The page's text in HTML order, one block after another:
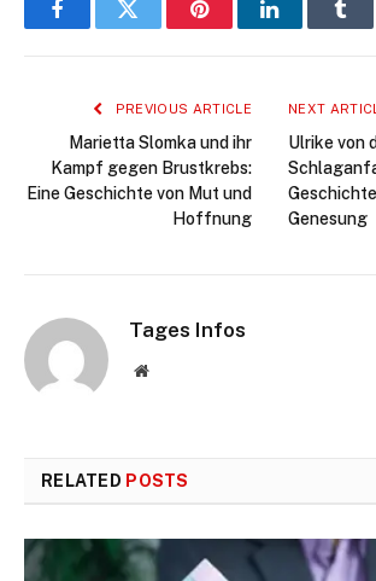
FacebookTwitter PinterestLinkedIn
PREVIOUS ARTICLE
Marietta Slomka und ihr
Kampf gegen Brustkrebs:
Eine Geschichte von Mut und
Hoffnung
NEXT
Ulrike von
Genesung
Tages Infos
Website
RELATED POSTS